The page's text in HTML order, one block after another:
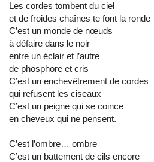
Les cordes tombent du ciel
et de froides chaînes te font la ronde
C’est un monde de nœuds
à défaire dans le noir
entre un éclair et l’autre
de phosphore et cris
C’est un enchevêtrement de cordes
qui refusent les ciseaux
C’est un peigne qui se coince
en cheveux qui ne pensent.
C’est l’ombre… ombre
C’est un battement de cils encore